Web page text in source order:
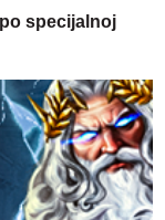
specijalnoj